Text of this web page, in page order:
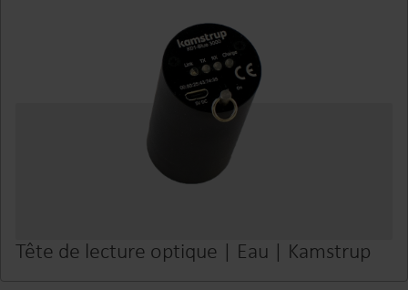
Tête de lecture optique | Eau | Kamstrup